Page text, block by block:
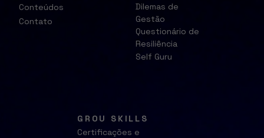
Conteúdos
Contato
Dilemas de
Gestão
Questionário de
Resiliência
Self Guru
GROU SKILLS
Certificações e